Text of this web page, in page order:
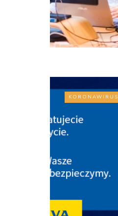
KORONAWIRUS